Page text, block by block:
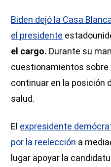
Biden dejó la Casa
el presidente
el cargo. Durante su
cuestionamientos sobre
continuar en la posición
salud.
El expresidente
por la reelección a
lugar apoyar la